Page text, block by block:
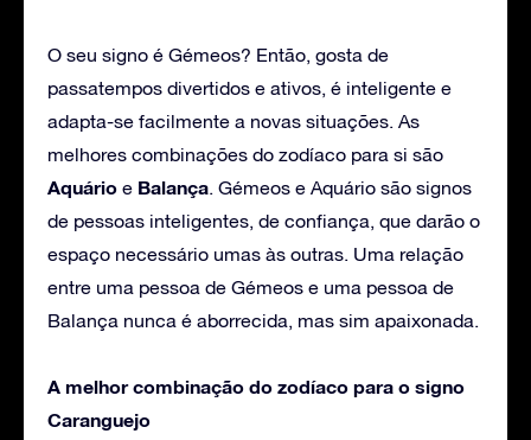
O seu signo é Gémeos? Então, gosta de
passatempos divertidos e ativos, é inteligente e
adapta-se facilmente a novas situações. As
melhores combinações do zodíaco para si são
Aquário e Balança. Gémeos e Aquário são signos
de pessoas inteligentes, de confiança, que darão o
espaço necessário umas às outras. Uma relação
entre uma pessoa de Gémeos e uma pessoa de
Balança nunca é aborrecida, mas sim apaixonada.
A melhor combinação do zodíaco para o signo
Caranguejo